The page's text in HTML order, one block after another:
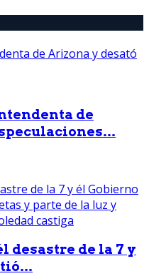
de
desastre de la 7 y